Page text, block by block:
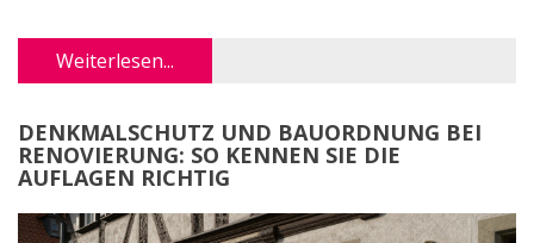
Weiterlesen...
DENKMALSCHUTZ UND BAUORDNUNG BEI
RENOVIERUNG: SO KENNEN SIE DIE
AUFLAGEN RICHTIG